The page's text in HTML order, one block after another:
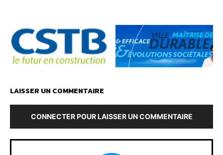
LAISSER UN COMMENTAIRE
CONNECTER POUR LAISSER UN COMMENTAIRE